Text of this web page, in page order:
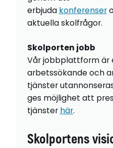
erbjuda konferenser
aktuella skolfrågor.
Skolporten jobb
Vår jobbplattform är
arbetssökande och
tjänster
ges möjlighet att
tjänster här.
Skolportens